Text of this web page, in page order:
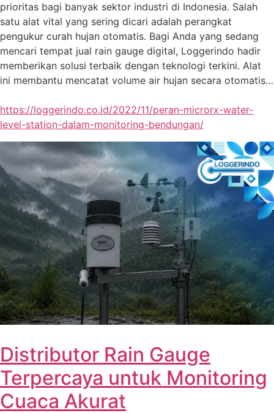
prioritas bagi banyak sektor industri di Indonesia. Salah
satu alat vital yang sering dicari adalah perangkat
pengukur curah hujan otomatis. Bagi Anda yang sedang
mencari tempat jual rain gauge digital, Loggerindo hadir
memberikan solusi terbaik dengan teknologi terkini. Alat
ini membantu mencatat volume air hujan secara otomatis…
https://loggerindo.co.id/2022/11/peran-microrx-water-
level-station-dalam-monitoring-bendungan/
Distributor Rain Gauge
Terpercaya untuk Monitoring
Cuaca Akurat